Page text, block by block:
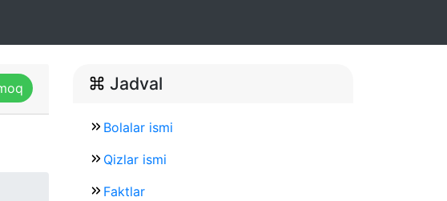
Jadval
Bolalar ismi
Qizlar ismi
Faktlar